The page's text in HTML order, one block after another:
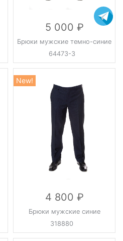
5 000
Брюки мужские темно-синие
64473-3
New!
4 800
Брюки мужские синие
318880